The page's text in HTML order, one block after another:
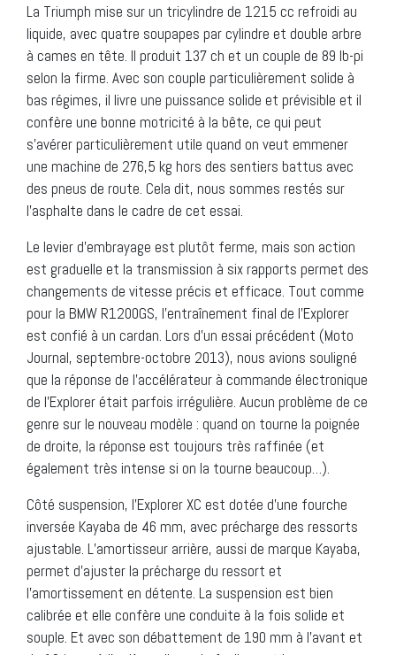
La Triumph mise sur un tricylindre de 1215 cc refroidi au
liquide, avec quatre soupapes par cylindre et double arbre
à cames en tête. Il produit 137 ch et un couple de 89 lb-pi
selon la firme. Avec son couple particulièrement solide à
bas régimes, il livre une puissance solide et prévisible et il
confère une bonne motricité à la bête, ce qui peut
s’avérer particulièrement utile quand on veut emmener
une machine de 276,5 kg hors des sentiers battus avec
des pneus de route. Cela dit, nous sommes restés sur
l’asphalte dans le cadre de cet essai.
Le levier d’embrayage est plutôt ferme, mais son action
est graduelle et la transmission à six rapports permet des
changements de vitesse précis et efficace. Tout comme
pour la BMW R1200GS, l’entraînement final de l’Explorer
est confié à un cardan. Lors d’un essai précédent (Moto
Journal, septembre-octobre 2013), nous avions souligné
que la réponse de l’accélérateur à commande électronique
de l’Explorer était parfois irrégulière. Aucun problème de ce
genre sur le nouveau modèle : quand on tourne la poignée
de droite, la réponse est toujours très raffinée (et
également très intense si on la tourne beaucoup…).
Côté suspension, l’Explorer XC est dotée d’une fourche
inversée Kayaba de 46 mm, avec précharge des ressorts
ajustable. L’amortisseur arrière, aussi de marque Kayaba,
permet d’ajuster la précharge du ressort et
l’amortissement en détente. La suspension est bien
calibrée et elle confère une conduite à la fois solide et
souple. Et avec son débattement de 190 mm à l’avant et